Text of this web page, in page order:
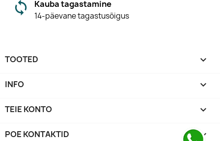
Kauba tagastamine
14-päevane tagastusõigus
TOOTED 
INFO 
TEIE KONTO 
POE KONTAKTID keyboard_arrow_down